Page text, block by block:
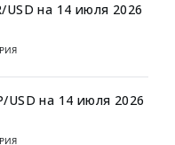
USD на 14 июля 2026
USD на 14 июля 2026